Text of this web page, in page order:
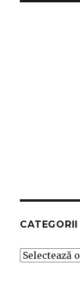
CATEGORII
Categorii